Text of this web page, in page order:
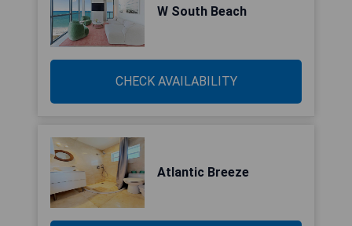
W South Beach
CHECK AVAILABILITY
Atlantic Breeze